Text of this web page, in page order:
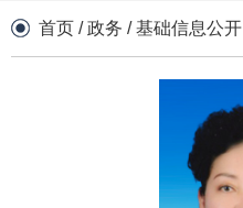
首页 /政务 /基础信息公开